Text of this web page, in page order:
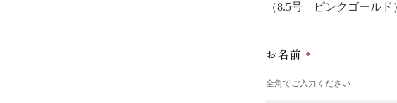
（8.5号 ピンクゴールド
お名前
全角でご入力ください